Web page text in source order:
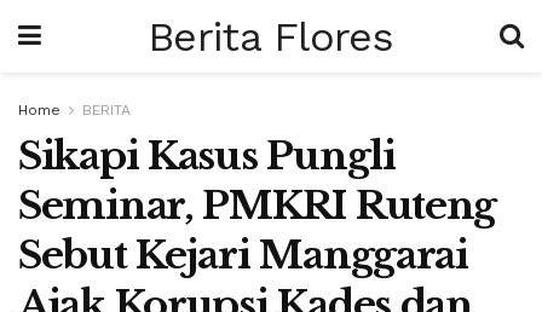
Berita Flores
Home BERITA
Sikapi Kasus Pungli
Seminar, PMKRI Ruteng
Sebut Kejari Manggarai